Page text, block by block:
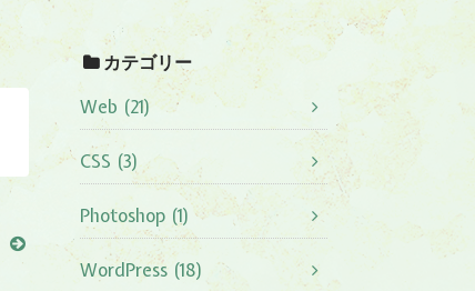
カテゴリー
Web (21)
CSS (3)
Photoshop (1)
WordPress (18)